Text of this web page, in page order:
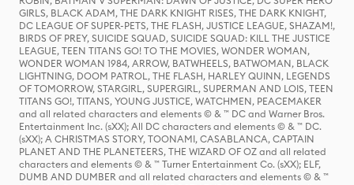
GIRLS, BLACK ADAM, THE DARK KNIGHT RISES, THE DARK KNIGHT,
DC LEAGUE OF SUPER-PETS, THE FLASH, JUSTICE LEAGUE, SHAZAM!,
BIRDS OF PREY, SUICIDE SQUAD, SUICIDE SQUAD: KILL THE JUSTICE
LEAGUE, TEEN TITANS GO! TO THE MOVIES, WONDER WOMAN,
WONDER WOMAN 1984, ARROW, BATWHEELS, BATWOMAN, BLACK
LIGHTNING, DOOM PATROL, THE FLASH, HARLEY QUINN, LEGENDS
OF TOMORROW, STARGIRL, SUPERGIRL, SUPERMAN AND LOIS, TEEN
TITANS GO!, TITANS, YOUNG JUSTICE, WATCHMEN, PEACEMAKER
and all related characters and elements © & ™ DC and Warner Bros.
Entertainment Inc. (sXX); All DC characters and elements © & ™ DC.
(sXX); A CHRISTMAS STORY, TOONAMI, CASABLANCA, CAPTAIN
PLANET AND THE PLANETEERS, THE WIZARD OF OZ and all related
characters and elements © & ™ Turner Entertainment Co. (sXX); ELF,
DUMB AND DUMBER and all related characters and elements © & ™